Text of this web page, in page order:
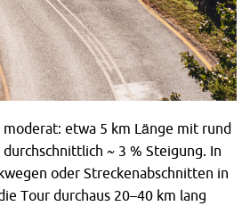
etwa 5 km Länge mit rund
~ 3 % Steigung. In
oder Streckenabschnitten in
Tour durchaus 20–40 km lang